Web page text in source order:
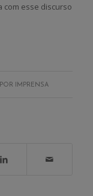
esse discurso
POR IMPRENSA